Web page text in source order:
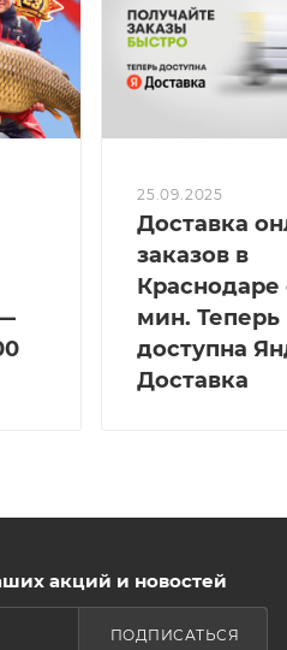
25.09.2025
Доставка
заказов в
Краснодаре
мин. Теперь
доступна
Доставка
акций и новостей
ПОДПИСАТЬСЯ